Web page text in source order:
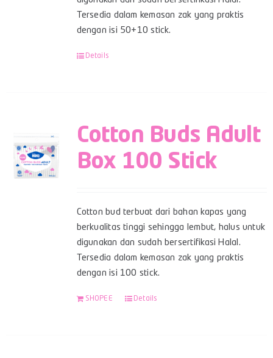
Tersedia dalam kemasan zak yang praktis
dengan isi 50+10 stick.
Details
Cotton Buds Adult
Box 100 Stick
Cotton bud terbuat dari bahan kapas yang
berkualitas tinggi sehingga lembut, halus untuk
digunakan dan sudah bersertifikasi Halal.
Tersedia dalam kemasan zak yang praktis
dengan isi 100 stick.
SHOPEE Details